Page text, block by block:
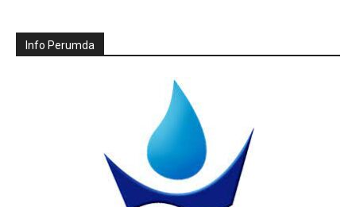
Info Perumda